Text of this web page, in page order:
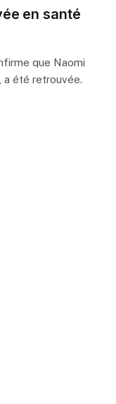
en santé
que Naomi
a été retrouvée.